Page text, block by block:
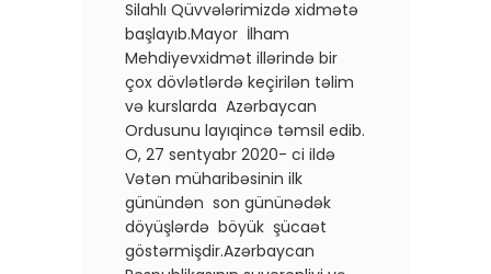
Silahlı Qüvvələrimizdə xidmətə
başlayıb.Mayor İlham
Mehdiyevxidmət illərində bir
çox dövlətlərdə keçirilən təlim
və kurslarda Azərbaycan
Ordusunu layıqincə təmsil edib.
O, 27 sentyabr 2020- ci ildə
Vətən müharibəsinin ilk
günündən son gününədək
döyüşlərdə böyük şücaət
göstərmişdir.Azərbaycan